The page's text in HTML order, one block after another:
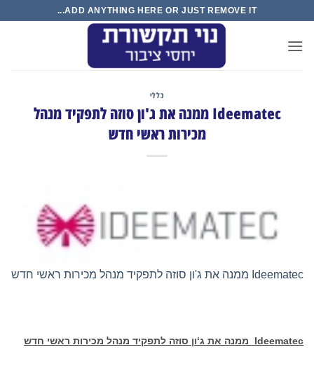
content
ADD ANYTHING HERE OR JUST REMOVE IT...
כללי
Ideematec ממנה את ג'ון סוזה לתפקיד מנהל
מכירות ראשי חדש
Ideematec ממנה את ג'ון סוזה לתפקיד מנהל מכירות ראשי חדש
Ideematec ממנה את ג‘ון סוזה לתפקיד מנהל מכירות ראשי חדש